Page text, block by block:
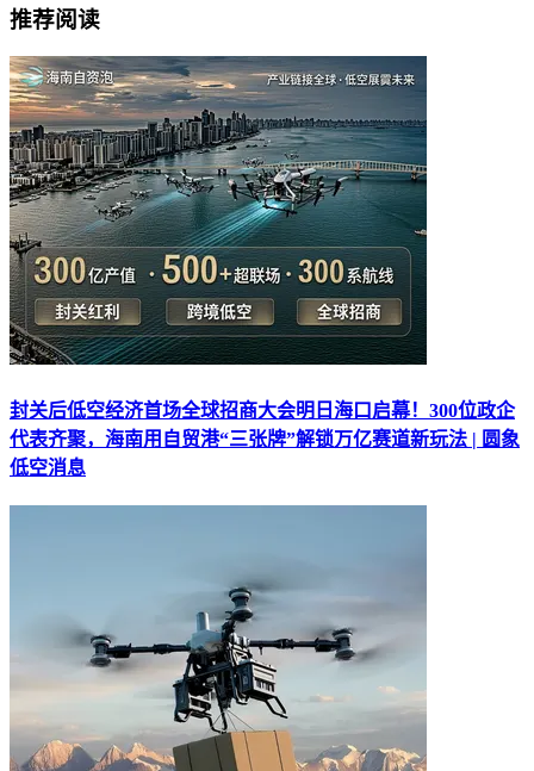
推荐阅读
封关后低空经济首场全球招商大会明日海口启幕！300位政企
代表齐聚，海南用自贸港“三张牌”解锁万亿赛道新玩法 | 圆象
低空消息